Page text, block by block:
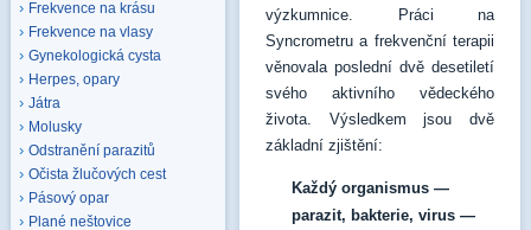
Frekvence na krásu
Frekvence na vlasy
Gynekologická cysta
Herpes, opary
Játra
Molusky
Odstranění parazitů
Očista žlučových cest
Pásový opar
Plané neštovice
výzkumnice. Práci na
Syncrometru a frekvenční terapii
věnovala poslední dvě desetiletí
svého aktivního vědeckého
života. Výsledkem jsou dvě
základní zjištění:
Každý organismus —
parazit, bakterie, virus —